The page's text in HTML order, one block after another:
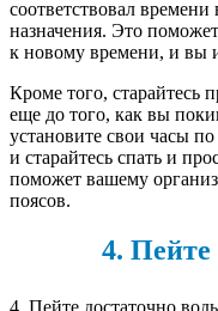
соответствовал
назначения. Это
к новому времени, и вы
Кроме того, старайтесь
еще до того, как вы
установите свои часы
и старайтесь спать и
поможет вашему
поясов.
4. Пейте